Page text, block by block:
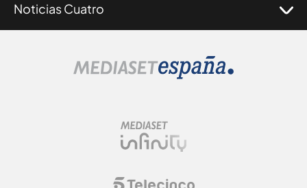
Noticias Cuatro